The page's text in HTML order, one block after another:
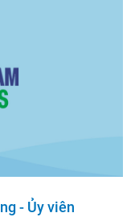
- Ủy viên